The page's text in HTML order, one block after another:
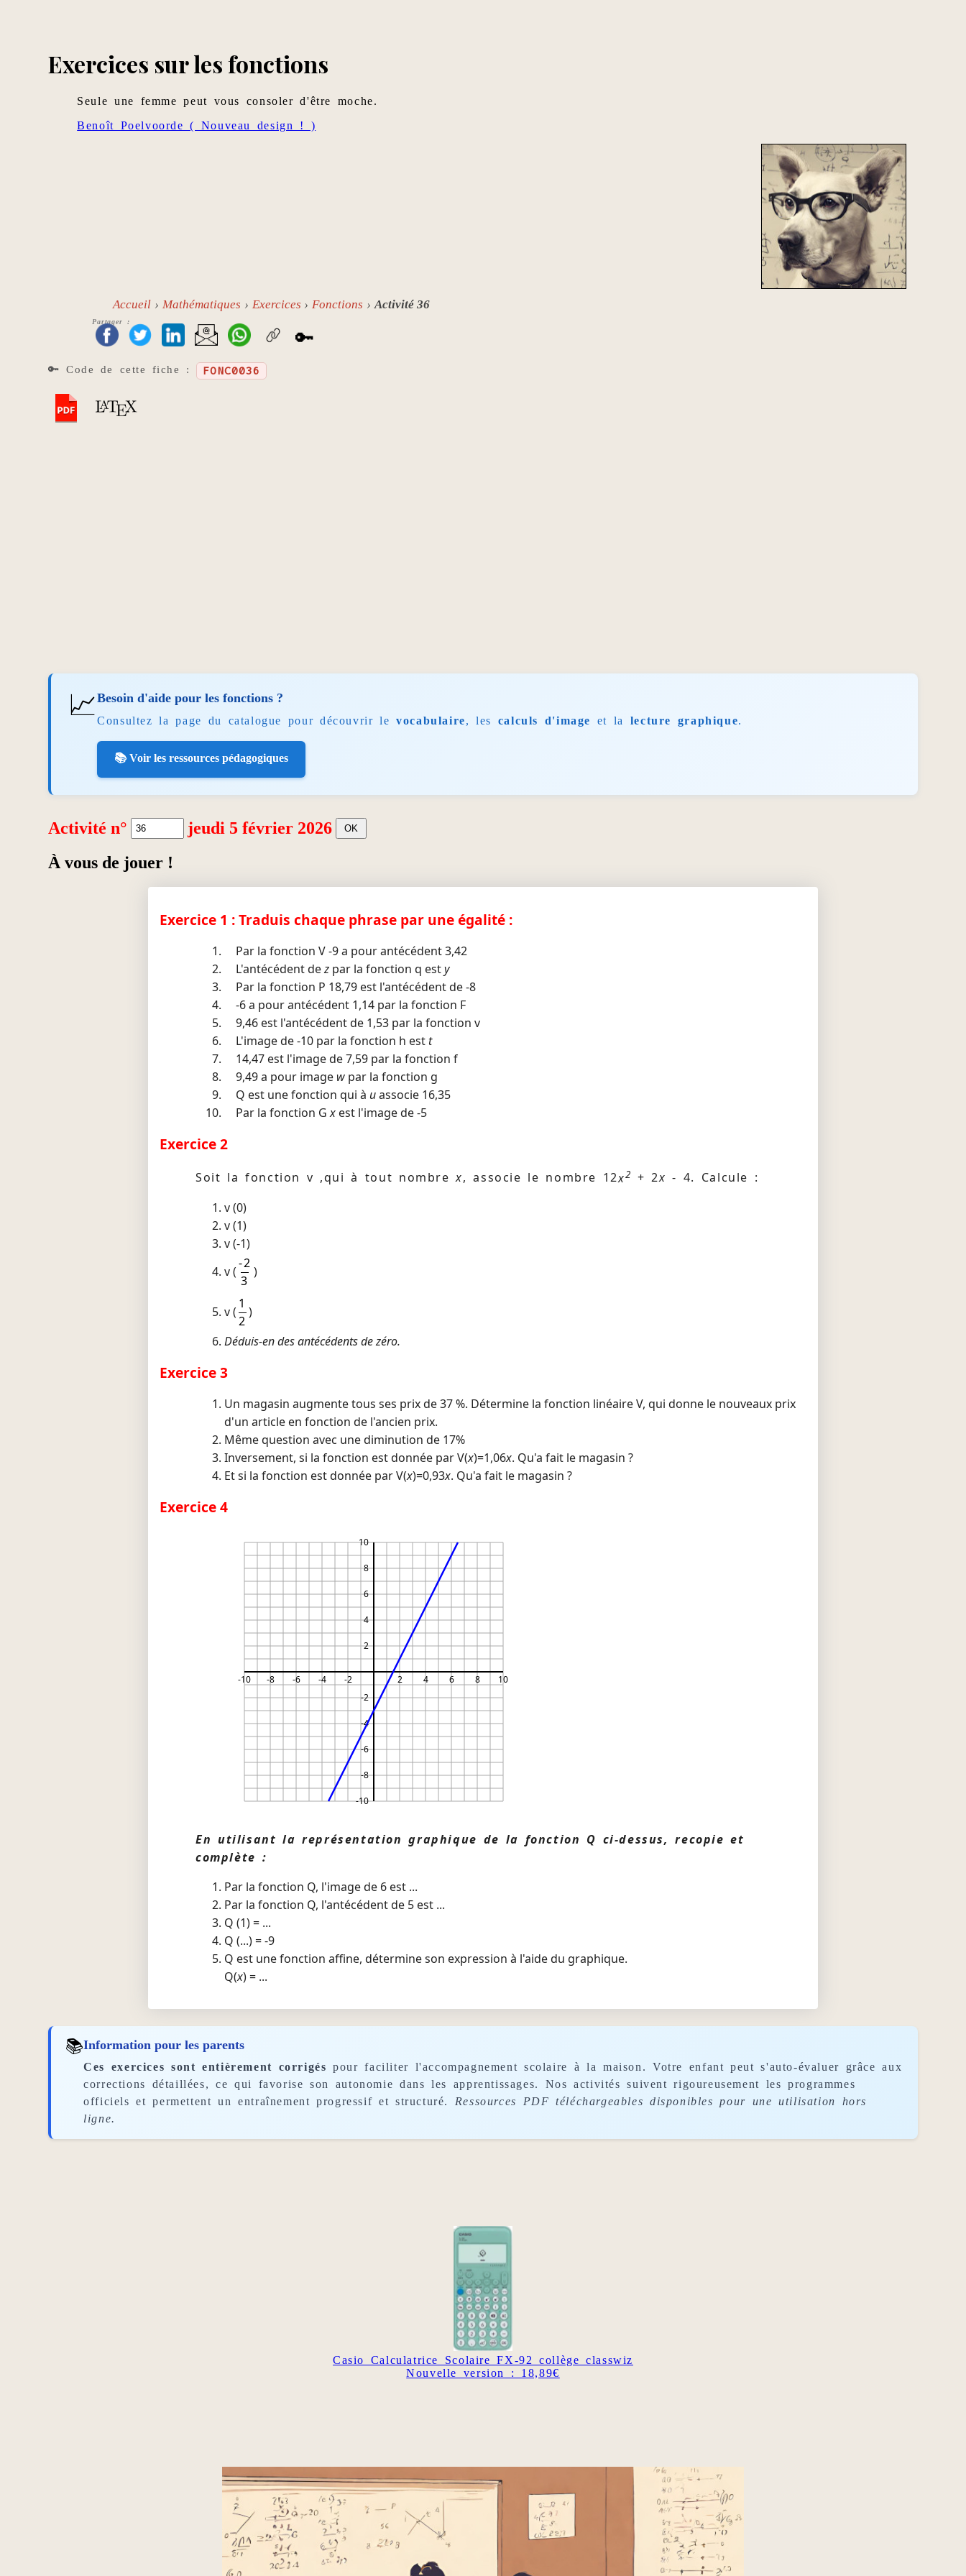
Exercices sur les fonctions
Seule une femme peut vous consoler d'être moche.
Benoît Poelvoorde ( Nouveau design ! )
Accueil Mathématiques Exercices Fonctions Activité 36
Partager :
🔑
🔑 Code de cette fiche : FONC0036
📈Besoin d'aide pour les fonctions ?
Consultez la page du catalogue pour découvrir levocabulaire, les calculs d'image et la lecture graphique.
📚 Voir les ressources pédagogiques
Activité n°
jeudi 5 février 2026
À vous de jouer !
Exercice 1 : Traduis chaque phrase par une égalité :
Par la fonction V -9 a pour antécédent 3,42
L'antécédent dez par la fonction q esty
Par la fonction P 18,79 est l'antécédent de -8
-6 a pour antécédent 1,14 par la fonction F
9,46 est l'antécédent de 1,53 par la fonction v
L'image de -10 par la fonction h estt
14,47 est l'image de 7,59 par la fonction f
9,49 a pour image w par la fonction g
Q est une fonction qui à uassocie 16,35
Par la fonction Gx est l'image de -5
Exercice 2
Soit la fonction v ,qui à tout nombrex, associe le nombre 12x2 + 2x - 4. Calcule :
v (0)
v (1)
v (-1)
v (
-2
3
)
v (
1
2
)
Déduis-en des antécédents de zéro.
Exercice 3
Un magasin augmente tous ses prix de 37 %. Détermine la fonction linéaire V, qui donne le nouveaux prix
d'un article en fonction de l'ancien prix.
Même question avec une diminution de 17%
Inversement, si la fonction est donnée par V(x)=1,06x. Qu'a fait le magasin ?
Et si la fonction est donnée par V(x)=0,93x. Qu'a fait le magasin ?
Exercice 4
-10
-10
-8
-8
-6
-6
-4
-4
-2
-2
2
2
4
4
6
6
8
8
10
10
En utilisant la représentation graphique de la fonction Q ci-dessus, recopie et
complète :
Par la fonction Q, l'image de 6 est ...
Par la fonction Q, l'antécédent de 5 est ...
Q (1) = ...
Q (...) = -9
Q est une fonction affine, détermine son expression à l'aide du graphique.
Q(x) = ...
📚Information pour les parents
Ces exercices sont entièrement corrigés pour faciliter l'accompagnement scolaire à la maison. Votre enfant peut s'auto-évaluer grâce aux
corrections détaillées, ce qui favorise son autonomie dans les apprentissages. Nos activités suivent rigoureusement les programmes
officiels et permettent un entraînement progressif et structuré. Ressources PDF téléchargeables disponibles pour une utilisation hors
ligne.
Casio Calculatrice Scolaire FX-92 collège classwiz
Nouvelle version : 18,89€